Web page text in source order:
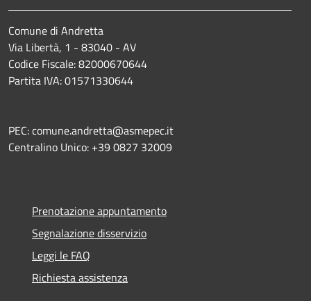
Comune di Andretta
Via Libertà, 1 - 83040 - AV
Codice Fiscale: 82000670644
Partita IVA: 01571330644
PEC: comune.andretta@asmepec.it
Centralino Unico: +39 0827 32009
Prenotazione appuntamento
Segnalazione disservizio
Leggi le FAQ
Richiesta assistenza